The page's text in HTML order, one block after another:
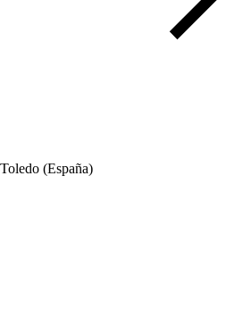
(España)